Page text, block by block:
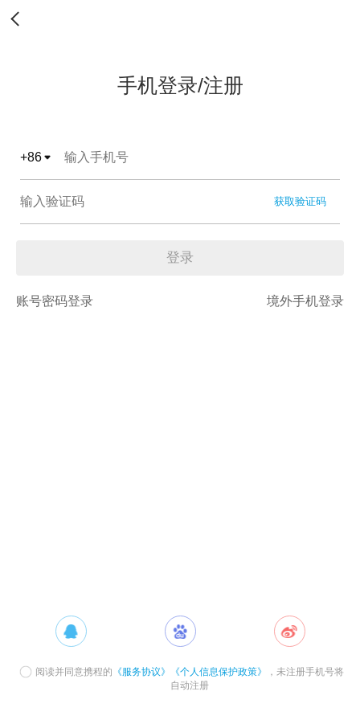
手机登录/注册
+86
获取验证码
登录
账号密码登录 境外手机登录
阅读并同意携程的 《服务协议》 《个人信息保护政策》
，未注册手机号将
自动注册